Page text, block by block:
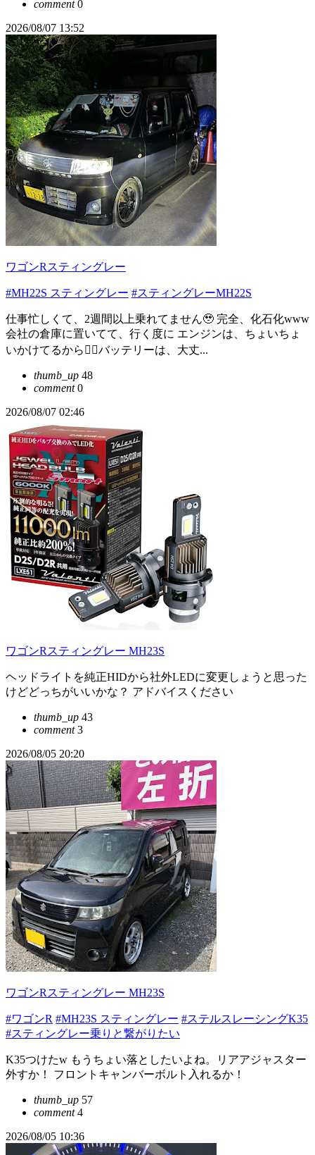
comment0
2026/08/07 13:52
ワゴンRスティングレー
#MH22S スティングレー #スティングレーMH22S
仕事忙しくて、2週間以上乗れてません🥹 完全、化石化www
会社の倉庫に置いてて、行く度に エンジンは、ちょいちょ
いかけてるから🙂‍↕️バッテリーは、大丈...
thumb_up 48
comment0
2026/08/07 02:46
ワゴンRスティングレー MH23S
ヘッドライトを純正HIDから社外LEDに変更しょうと思った
けどどっちがいいかな？ アドバイスください
thumb_up 43
comment3
2026/08/05 20:20
ワゴンRスティングレー MH23S
#ワゴンR #MH23S スティングレー #ステルスレーシングK35
#スティングレー乗りと繋がりたい
K35つけたw もうちょい落としたいよね。リアアジャスター
外すか！ フロントキャンバーボルト入れるか！
thumb_up 57
comment4
2026/08/05 10:36